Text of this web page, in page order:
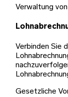
Verwaltung
Verbinden Sie
Gesetzliche